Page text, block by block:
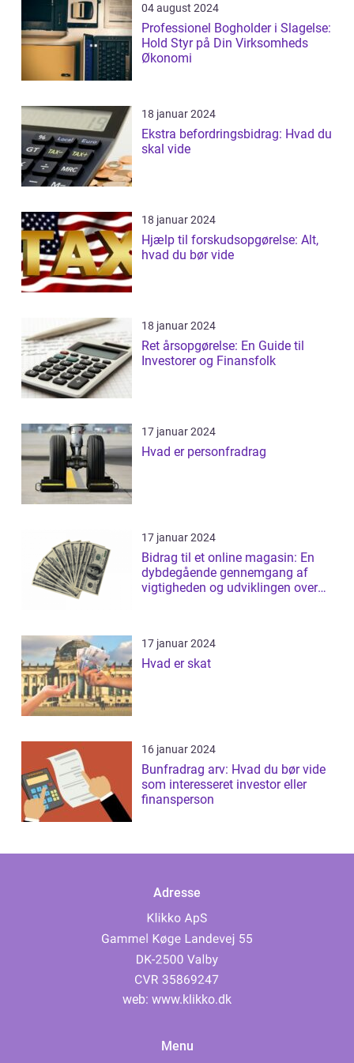
04 august 2024
Professionel Bogholder i Slagelse:
Hold Styr på Din Virksomheds
Økonomi
18 januar 2024
Ekstra befordringsbidrag: Hvad du
skal vide
18 januar 2024
Hjælp til forskudsopgørelse: Alt,
hvad du bør vide
18 januar 2024
Ret årsopgørelse: En Guide til
Investorer og Finansfolk
17 januar 2024
Hvad er personfradrag
17 januar 2024
Bidrag til et online magasin: En
dybdegående gennemgang af
vigtigheden og udviklingen over
17 januar 2024
Hvad er skat
16 januar 2024
Bunfradrag arv: Hvad du bør vide
som interesseret investor eller
finansperson
Adresse
web: www.klikko.dk
Menu